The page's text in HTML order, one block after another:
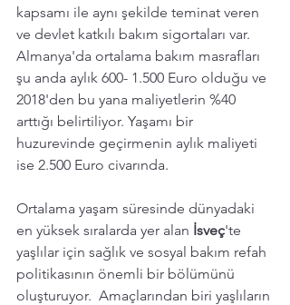
kapsamı ile aynı şekilde teminat veren
ve devlet katkılı bakım sigortaları var.
Almanya'da ortalama bakım masrafları
şu anda aylık 600- 1.500 Euro olduğu ve
2018'den bu yana maliyetlerin %40
arttığı belirtiliyor. Yaşamı bir
huzurevinde geçirmenin aylık maliyeti
ise 2.500 Euro civarında.
Ortalama yaşam süresinde dünyadaki
en yüksek sıralarda yer alan İsveç'te
yaşlılar için sağlık ve sosyal bakım refah
politikasının önemli bir bölümünü
oluşturuyor.  Amaçlarından biri yaşlıların